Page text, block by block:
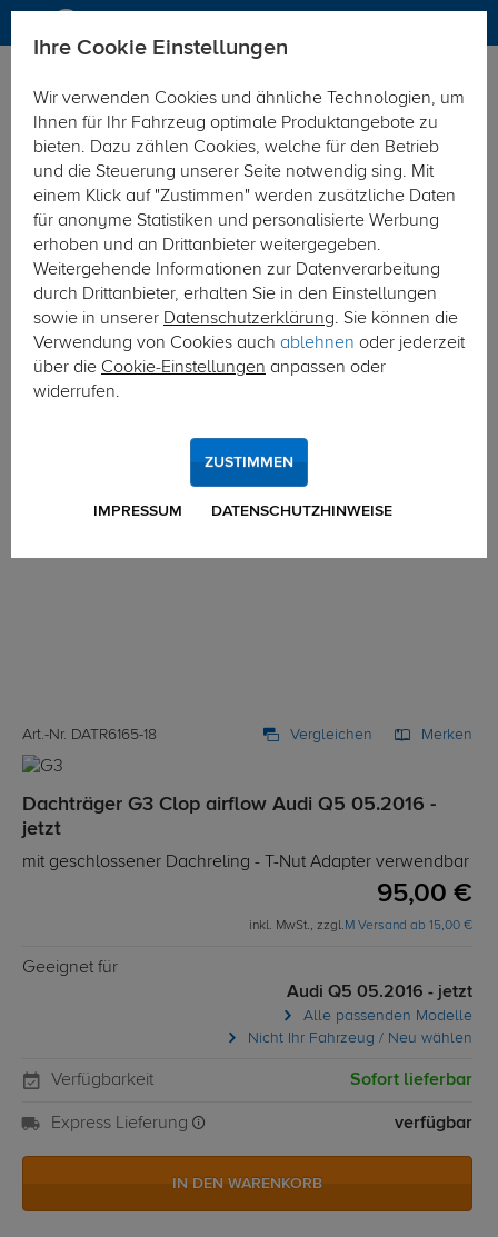
Hier geht's zur Fahrzeugübersicht: Audi Q5
Art.-Nr. DATR6165-18 Vergleichen Merken
Dachträger G3 Clop airflow Audi Q5 05.2016 -
jetzt
mit geschlossener Dachreling - T-Nut Adapter verwendbar
95,00 €
inkl. MwSt., zzgl.M Versand ab 15,00 €
Geeignet für
Audi Q5 05.2016 - jetzt
Alle passenden Modelle
Nicht Ihr Fahrzeug / Neu wählen
Verfügbarkeit Sofort lieferbar
Express Lieferung verfügbar
IN DEN WARENKORB
Ihre Cookie Einstellungen
Wir verwenden Cookies und ähnliche Technologien, um
Ihnen für Ihr Fahrzeug optimale Produktangebote zu
bieten. Dazu zählen Cookies, welche für den Betrieb
und die Steuerung unserer Seite notwendig sing. Mit
einem Klick auf "Zustimmen" werden zusätzliche Daten
für anonyme Statistiken und personalisierte Werbung
erhoben und an Drittanbieter weitergegeben.
Weitergehende Informationen zur Datenverarbeitung
durch Drittanbieter, erhalten Sie in den Einstellungen
sowie in unserer Datenschutzerklärung. Sie können die
Verwendung von Cookies auch ablehnen oder jederzeit
über die Cookie-Einstellungen anpassen oder
widerrufen.
IMPRESSUM DATENSCHUTZHINWEISE
ZUSTIMMEN